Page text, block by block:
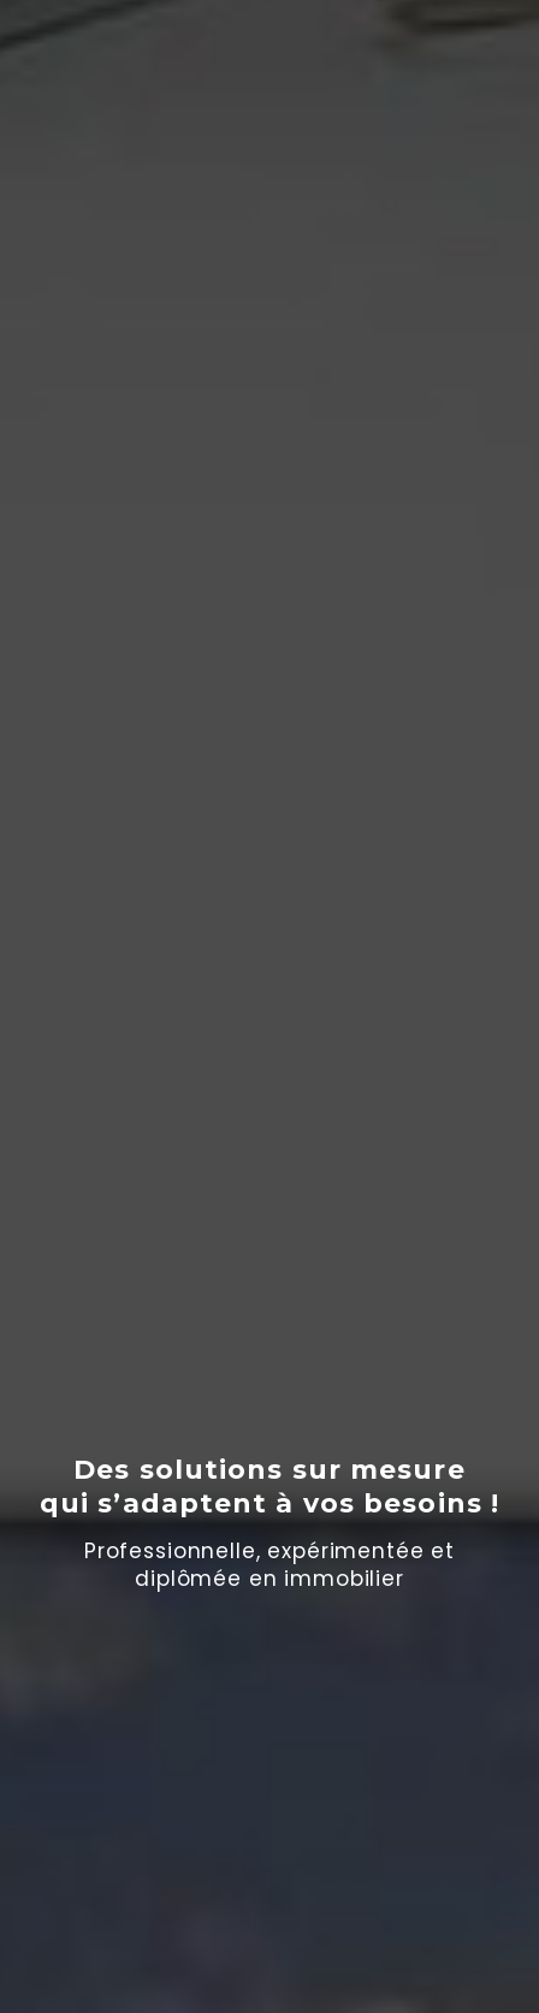
Des solutions sur mesure
qui s’adaptent à vos besoins !
Professionnelle, expérimentée et
diplômée en immobilier